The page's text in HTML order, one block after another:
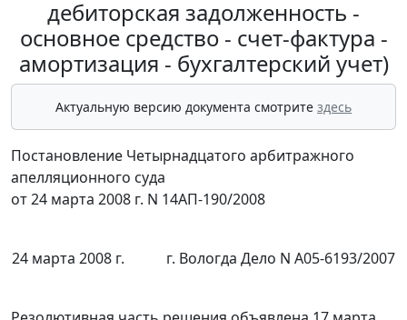
дебиторская задолженность -
основное средство - счет-фактура -
амортизация - бухгалтерский учет)
Актуальную версию документа смотрите здесь
Постановление Четырнадцатого арбитражного
апелляционного суда
от 24 марта 2008 г. N 14АП-190/2008
24 марта 2008 г. г. Вологда Дело N А05-6193/2007